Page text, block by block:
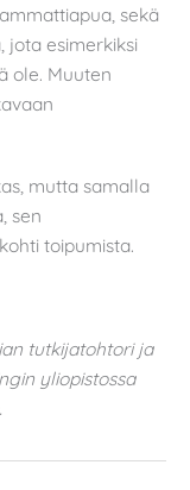
sekä
jota esimerkiksi
ole. Muuten
mutta samalla
sen
toipumista.
tutkijatohtori ja
yliopistossa